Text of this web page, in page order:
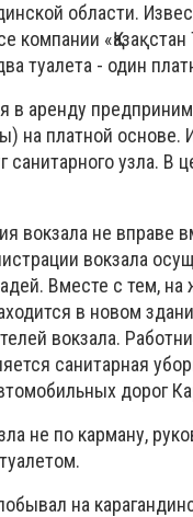
области.
компании
туалета - один
в аренду
на платной
санитарного узла. В
вокзала не вправе
вокзала
Вместе с тем,
в новом
вокзала.
санитарная
дорог
не по карману,
на